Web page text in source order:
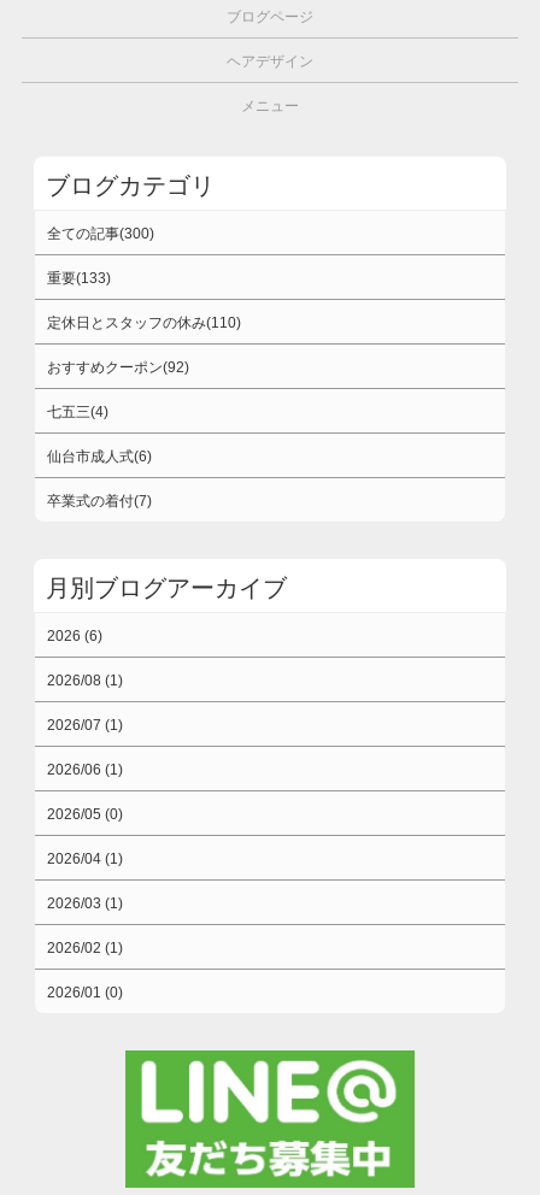
ブログページ
ヘアデザイン
メニュー
ブログカテゴリ
全ての記事(300)
重要(133)
定休日とスタッフの休み(110)
おすすめクーポン(92)
七五三(4)
仙台市成人式(6)
卒業式の着付(7)
月別ブログアーカイブ
2026 (6)
2026/08 (1)
2026/07 (1)
2026/06 (1)
2026/05 (0)
2026/04 (1)
2026/03 (1)
2026/02 (1)
2026/01 (0)